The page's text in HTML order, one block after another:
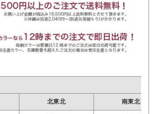
北東北 南東北